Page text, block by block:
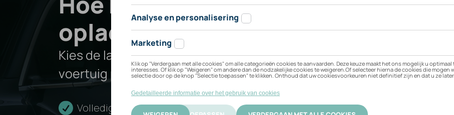
S
opladen?
Kies de laadoplossing die het beste bij uw elektrische
voertuig past.
Volledige installatie Certificering Activatie